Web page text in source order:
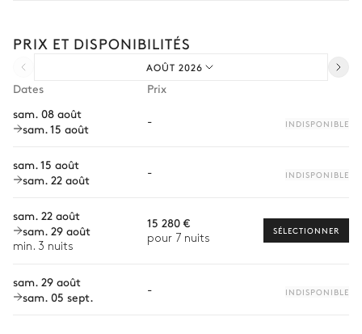
Transfert à l'arrivée et au départ
Courses livrées avant l'arrivée
Chef à domicile
Bien-être à domicile
Babysitter
Location de vélo
Visites gastronomiques
PRIX ET DISPONIBILITÉS
AOÛT 2026
Dates
Prix
sam. 08 août
sam. 15 août
- INDISPONIBLE
sam. 15 août
sam. 22 août
- INDISPONIBLE
sam. 22 août
sam. 29 août
min. 3 nuits
15 280 €
pour 7 nuits
SÉLECTIONNER
sam. 29 août
sam. 05 sept.
- INDISPONIBLE